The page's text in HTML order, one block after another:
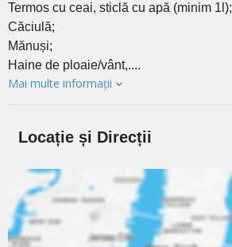
Termos cu ceai, sticlă cu apă (minim 1l);
Căciulă;
Mănuși;
Haine de ploaie/vânt,....
Mai multe informații
Locație și Direcții